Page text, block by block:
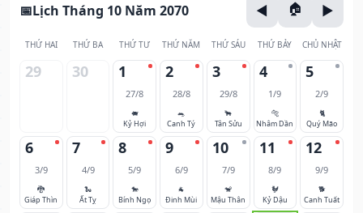
Lịch Tháng 10 Năm 2070
THỨ HAI THỨ BA THỨ TƯ THỨ NĂM THỨ SÁU THỨ BẢY CHỦ NHẬT
29 30 1
27/8
🐖
Kỷ Hợi
2
28/8
🐀
Canh Tý
3
29/8
🐂
Tân Sửu
4
1/9
🐅
Nhâm Dần
5
2/9
🐈
Quý Mão
6
3/9
🐉
Giáp Thìn
7
4/9
🐍
Ất Tỵ
8
5/9
🐎
Bính Ngọ
9
6/9
🐐
Đinh Mùi
10
7/9
🐒
Mậu Thân
11
8/9
🐓
Kỷ Dậu
12
9/9
🐕
Canh Tuất